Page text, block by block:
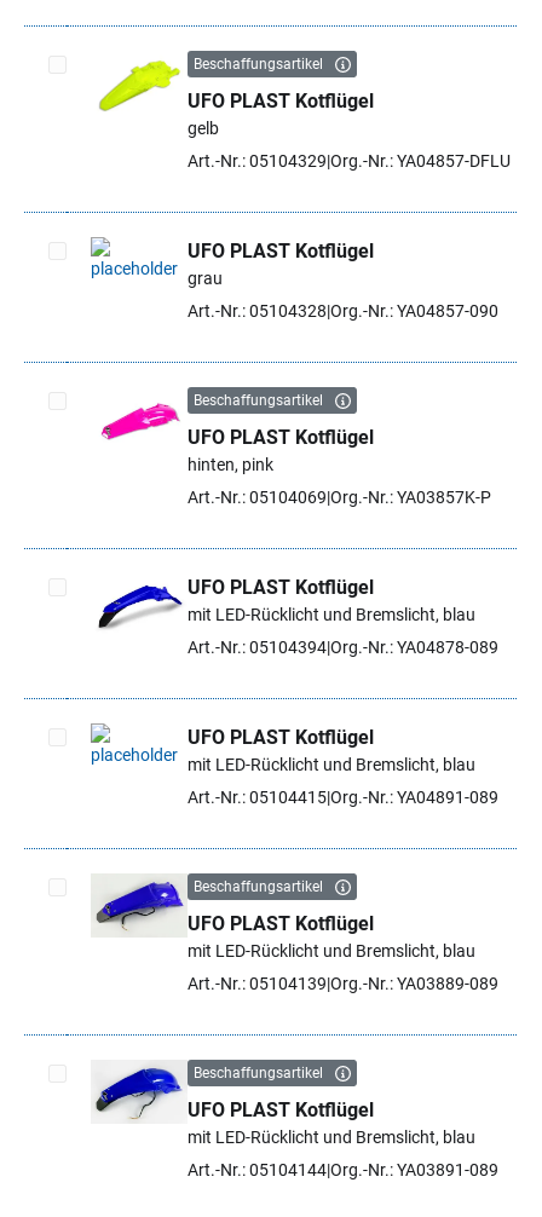
Artikel auswählen
Beschaffungsartikel
UFO PLAST Kotflügel
gelb
Art.-Nr.: 05104329 Org.-Nr.: YA04857-DFLU
Artikel auswählen
UFO PLAST Kotflügel
grau
Art.-Nr.: 05104328 Org.-Nr.: YA04857-090
Artikel auswählen
Beschaffungsartikel
UFO PLAST Kotflügel
hinten, pink
Art.-Nr.: 05104069 Org.-Nr.: YA03857K-P
Artikel auswählen
UFO PLAST Kotflügel
mit LED-Rücklicht und Bremslicht, blau
Art.-Nr.: 05104394Org.-Nr.: YA04878-089
Artikel auswählen
UFO PLAST Kotflügel
mit LED-Rücklicht und Bremslicht, blau
Art.-Nr.: 05104415Org.-Nr.: YA04891-089
Artikel auswählen
Beschaffungsartikel
UFO PLAST Kotflügel
mit LED-Rücklicht und Bremslicht, blau
Art.-Nr.: 05104139 Org.-Nr.: YA03889-089
Artikel auswählen
Beschaffungsartikel
UFO PLAST Kotflügel
mit LED-Rücklicht und Bremslicht, blau
Art.-Nr.: 05104144Org.-Nr.: YA03891-089